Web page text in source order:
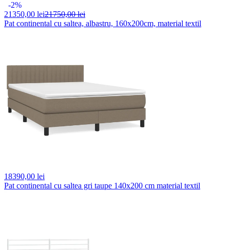
-2%
21350,00 lei21750,00 lei
Pat continental cu saltea, albastru, 160x200cm, material textil
18390,00 lei
Pat continental cu saltea gri taupe 140x200 cm material textil